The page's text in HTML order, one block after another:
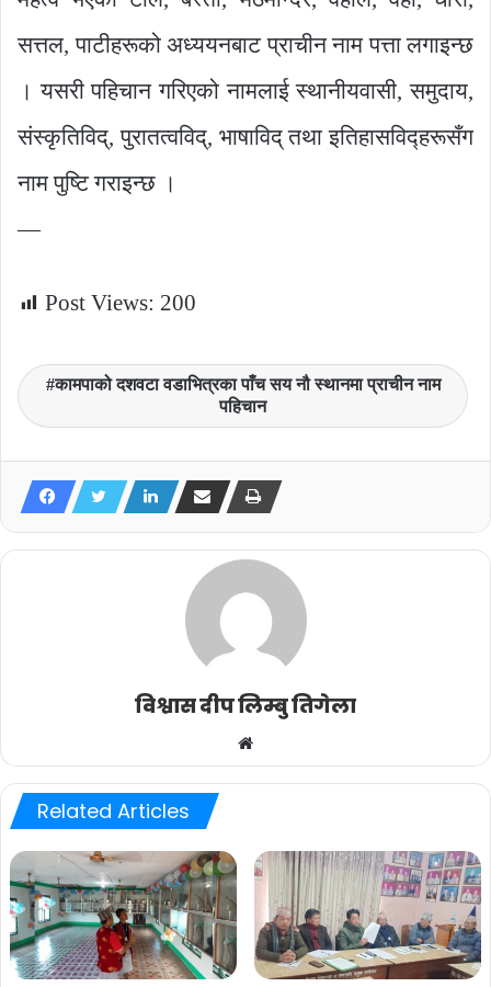
सत्तल, पाटीहरूको अध्ययनबाट प्राचीन नाम पत्ता लगाइन्छ
। यसरी पहिचान गरिएको नामलाई स्थानीयवासी, समुदाय,
संस्कृतिविद्, पुरातत्वविद्, भाषाविद् तथा इतिहासविद्हरूसँग
नाम पुष्टि गराइन्छ ।
—
Post Views: 200
कामपाको दशवटा वडाभित्रका पाँच सय नौ स्थानमा प्राचीन नाम
पहिचान
विश्वास दीप लिम्बु तिगेला
Website
Related Articles